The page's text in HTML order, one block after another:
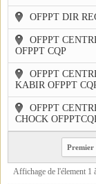
OFPPT DIR
OFPPT
OFPPT CQP
OFPPT
KABIR OFPPT
OFPPT
CHOCK
Affichage de l'élement 1
Premier